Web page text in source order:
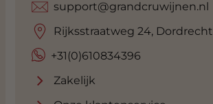
+31(0)610834396
support@grandcruwijnen.nl
Rijksstraatweg 24, Dordrecht
Zakelijk